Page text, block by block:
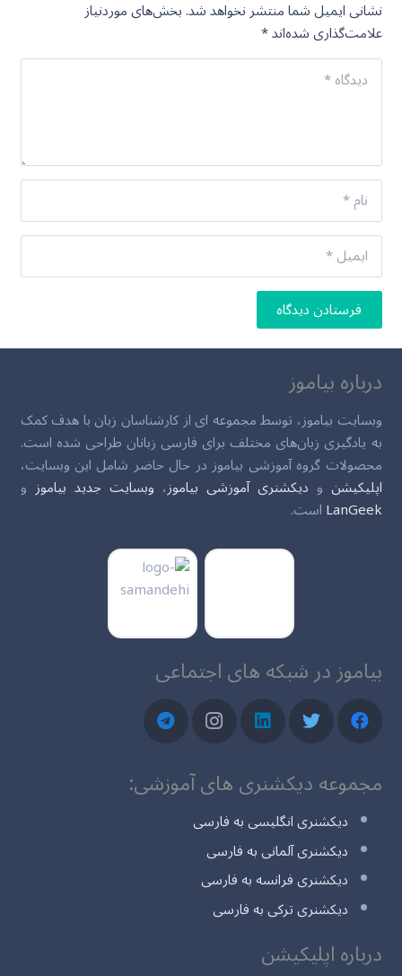
نشانی ایمیل شما منتشر نخواهد شد.بخش‌های موردنیاز
علامت‌گذاری شده‌اند*
فرستادن دیدگاه
درباره بیاموز
وبسایت بیاموز، توسط مجموعه ای از کارشناسان زبان با هدف کمک
به یادگیری زبان‌های مختلف برای فارسی زبانان طراحی شده است.
محصولات گروه آموزشی بیاموز در حال حاضر شامل این وبسایت،
اپلیکیشن و دیکشنری آموزشی بیاموز، وبسایت جدید بیاموز و
LanGeekاست.
بیاموز در شبکه های اجتماعی
مجموعه دیکشنری های آموزشی:
دیکشنری انگلیسی به فارسی
دیکشنری آلمانی به فارسی
دیکشنری فرانسه به فارسی
دیکشنری ترکی به فارسی
درباره اپلیکیشن